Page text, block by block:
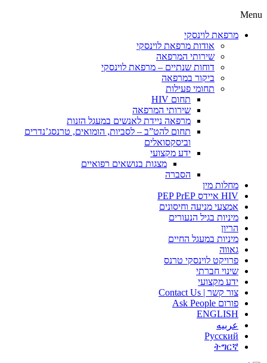
Menu
מרפאת לוינסקי
אודות מרפאת לוינסקי
שירותי המרפאה
דוחות שנתיים – מרפאת לוינסקי
ביקור במרפאה
תחומי פעילות
תחום HIV
שירותי המרפאה
מרפאה ניידת לאנשים במעגל הזנות
תחום להט”ב – לסביות, הומואים, טרנסג’נדרים
וביסקסואלים
ידע מקצועי
מצגות בנושאים רפואיים
הסברה
מחלות מין
HIV איידס PEP PrEP
אמצעי מניעה וחיסונים
מיניות בגיל הנעורים
הריון
מיניות במעגל החיים
גאווה
פרויקט לוינסקי טרנס
שינוי חברתי
ידע מקצועי
צור קשר | Contact Us
פורום Ask People
ENGLISH
عربيه
Русский
ትግርኛ